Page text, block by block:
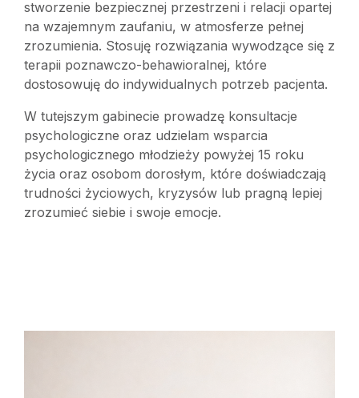
stworzenie bezpiecznej przestrzeni i relacji opartej
na wzajemnym zaufaniu, w atmosferze pełnej
zrozumienia. Stosuję rozwiązania wywodzące się z
terapii poznawczo-behawioralnej, które
dostosowuję do indywidualnych potrzeb pacjenta.
W tutejszym gabinecie prowadzę konsultacje
psychologiczne oraz udzielam wsparcia
psychologicznego młodzieży powyżej 15 roku
życia oraz osobom dorosłym, które doświadczają
trudności życiowych, kryzysów lub pragną lepiej
zrozumieć siebie i swoje emocje.